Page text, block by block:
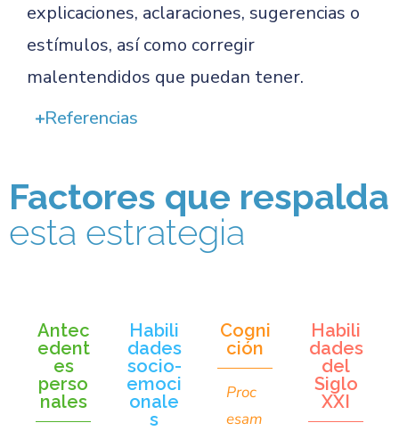
explicaciones, aclaraciones, sugerencias o
estímulos, así como corregir
malentendidos que puedan tener.
Referencias
Factores que respalda
esta estrategia
Antec
edent
es
perso
nales
Habili
dades
socio-
emoci
onale
s
Cogni
ción
Proc
esam
Habili
dades
del
Siglo
XXI